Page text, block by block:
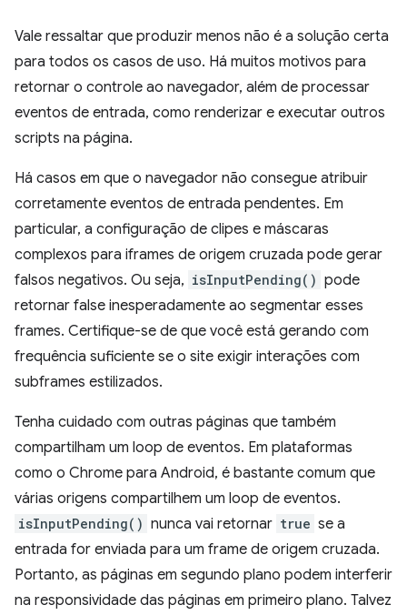
Vale ressaltar que produzir menos não é a solução certa
para todos os casos de uso. Há muitos motivos para
retornar o controle ao navegador, além de processar
eventos de entrada, como renderizar e executar outros
scripts na página.
Há casos em que o navegador não consegue atribuir
corretamente eventos de entrada pendentes. Em
particular, a configuração de clipes e máscaras
complexos para iframes de origem cruzada pode gerar
falsos negativos. Ou seja, isInputPending() pode
retornar false inesperadamente ao segmentar esses
frames. Certifique-se de que você está gerando com
frequência suficiente se o site exigir interações com
subframes estilizados.
Tenha cuidado com outras páginas que também
compartilham um loop de eventos. Em plataformas
como o Chrome para Android, é bastante comum que
várias origens compartilhem um loop de eventos.
isInputPending() nunca vai retornar true se a
entrada for enviada para um frame de origem cruzada.
Portanto, as páginas em segundo plano podem interferir
na responsividade das páginas em primeiro plano. Talvez